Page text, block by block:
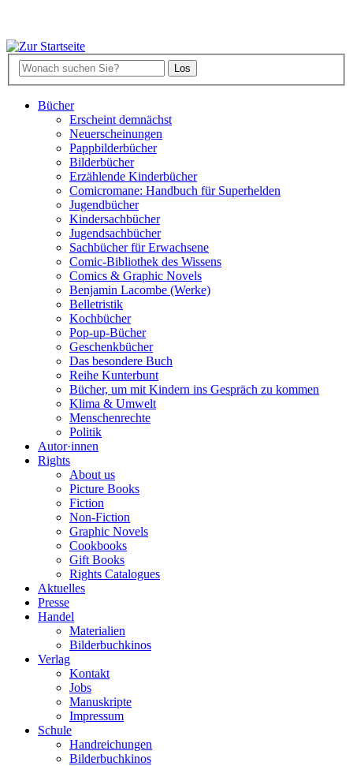
Bücher
Erscheint demnächst
Neuerscheinungen
Pappbilderbücher
Bilderbücher
Erzählende Kinderbücher
Comicromane: Handbuch für Superhelden
Jugendbücher
Kindersachbücher
Jugendsachbücher
Sachbücher für Erwachsene
Comic-Bibliothek des Wissens
Comics & Graphic Novels
Benjamin Lacombe (Werke)
Belletristik
Kochbücher
Pop-up-Bücher
Geschenkbücher
Das besondere Buch
Reihe Kunterbunt
Bücher, um mit Kindern ins Gespräch zu kommen
Klima & Umwelt
Menschenrechte
Politik
Autor·innen
Rights
About us
Picture Books
Fiction
Non-Fiction
Graphic Novels
Cookbooks
Gift Books
Rights Catalogues
Aktuelles
Presse
Handel
Materialien
Bilderbuchkinos
Verlag
Kontakt
Jobs
Manuskripte
Impressum
Schule
Handreichungen
Bilderbuchkinos